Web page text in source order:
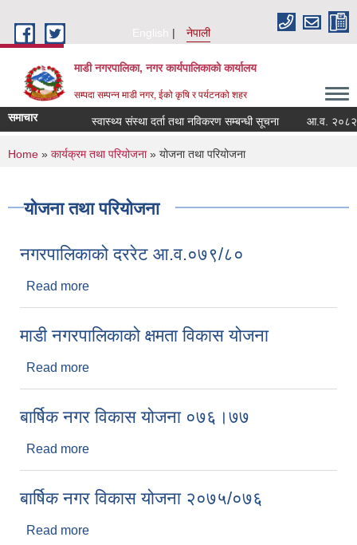
English
नेपाली
माडी नगरपालिका, नगर कार्यपालिकाकाे कार्यालय
सम्पदा सम्पन्न माडी नगर, ईको कृषि र पर्यटनको शहर
समाचार स्वास्थ्य संस्था दर्ता तथा नविकरण सम्बन्धी सूचना आ.व. २०८२/०८३
You are here
Home » कार्यक्रम तथा परियोजना» योजना तथा परियोजना
योजना तथा परियोजना
नगरपालिकाको दररेट आ.व.०७९/८०
Read more
माडी नगरपालिकाको क्षमता विकास योजना
Read more
बार्षिक नगर विकास योजना ०७६।७७
Read more
बार्षिक नगर विकास योजना २०७५/०७६
Read more